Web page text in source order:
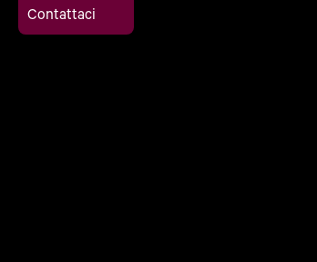
Contattaci